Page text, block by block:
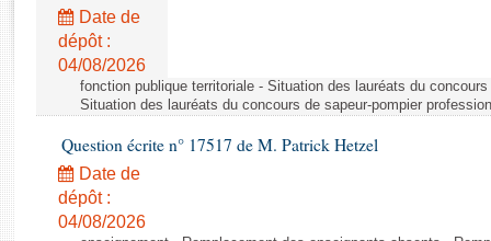
Rapports législatifs
Rapports sur l'application des lois
Baromètre de l’application des lois
Dossiers législatifs
Budget et sécurité sociale
Questions écrites et orales
Comptes rendus des débats
Date de
dépôt :
04/08/2026
fonction publique territoriale - Situation des lauréats du
Situation des lauréats du concours de sapeur-pompier
Question écrite n° 17517 de M. Patrick Hetzel
Date de
dépôt :
04/08/2026